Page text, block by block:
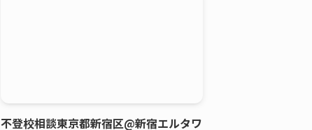
不登校相談東京都新宿区@新宿エルタワ